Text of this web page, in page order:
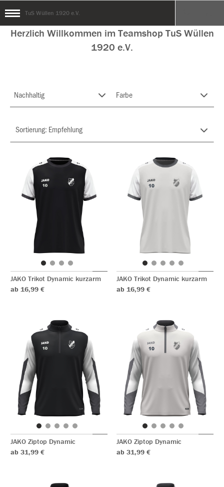
TuS Wüllen 1920 e.V.
Herzlich Willkommen im Teamshop TuS Wüllen
1920 e.V.
Nachhaltig Farbe
JAKO Trikot Dynamic kurzarm
ab 16,99 €
JAKO Trikot Dynamic kurzarm
ab 16,99 €
JAKO Ziptop Dynamic
ab 31,99 €
JAKO Ziptop Dynamic
ab 31,99 €